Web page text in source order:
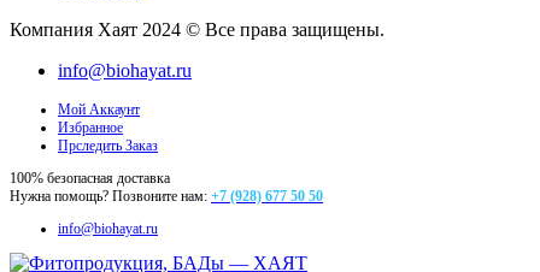
Компания Хаят 2024 © Все права защищены.
info@biohayat.ru
Мой Аккаунт
Избранное
Прследить Заказ
100% безопасная доставка
Нужна помощь? Позвоните нам: +7 (928) 677 50 50
info@biohayat.ru